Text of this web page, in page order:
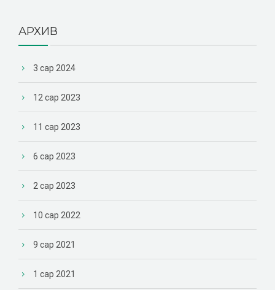
АРХИВ
3 сар 2024
12 сар 2023
11 сар 2023
6 сар 2023
2 сар 2023
10 сар 2022
9 сар 2021
1 сар 2021